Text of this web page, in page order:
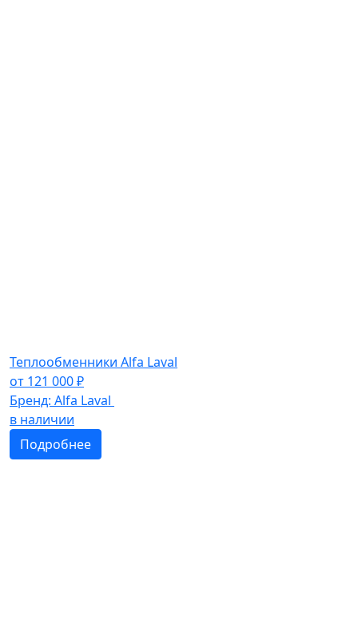
Теплообменники Alfa Laval
от 121 000₽
Бренд: Alfa Laval
в наличии
Подробнее